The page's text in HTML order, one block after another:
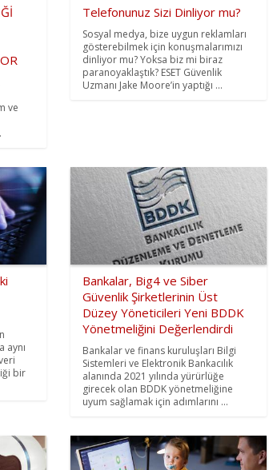
ve
Telefonunuz Sizi Dinliyor mu?
Sosyal medya, bize uygun reklamları
gösterebilmek için konuşmalarımızı
dinliyor mu? Yoksa biz mi biraz
paranoyaklaştık? ESET Güvenlik
Uzmanı Jake Moore’in yaptığı ...
aynı
bir
Bankalar, Big4 ve Siber
Güvenlik Şirketlerinin Üst
Düzey Yöneticileri Yeni BDDK
Yönetmeliğini Değerlendirdi
Bankalar ve finans kuruluşları Bilgi
Sistemleri ve Elektronik Bankacılık
alanında 2021 yılında yürürlüğe
girecek olan BDDK yönetmeliğine
uyum sağlamak için adımlarını ...